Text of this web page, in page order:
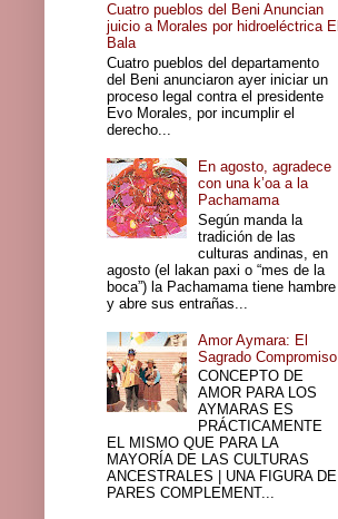
Cuatro pueblos del Beni Anuncian
juicio a Morales por hidroeléctrica El
Bala
Cuatro pueblos del departamento
del Beni anunciaron ayer iniciar un
proceso legal contra el presidente
Evo Morales, por incumplir el
derecho...
En agosto, agradece
con una k’oa a la
Pachamama
Según manda la
tradición de las
culturas andinas, en
agosto (el lakan paxi o “mes de la
boca”) la Pachamama tiene hambre
y abre sus entrañas...
Amor Aymara: El
Sagrado Compromiso
CONCEPTO DE
AMOR PARA LOS
AYMARAS ES
PRÁCTICAMENTE
EL MISMO QUE PARA LA
MAYORÍA DE LAS CULTURAS
ANCESTRALES | UNA FIGURA DE
PARES COMPLEMENT...